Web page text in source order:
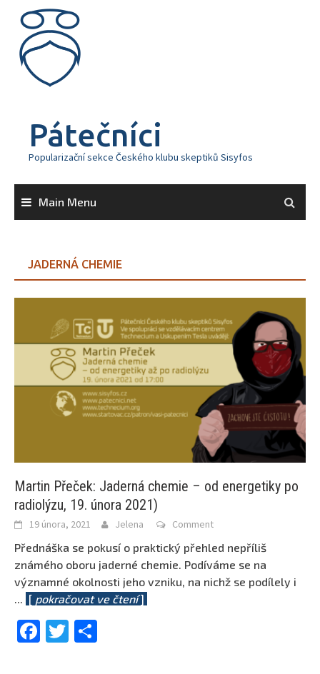
content
Pátečníci
Popularizační sekce Českého klubu skeptiků Sisyfos
Main Menu
JADERNÁ CHEMIE
Martin Přeček: Jaderná chemie – od energetiky po
radiolýzu, 19. února 2021)
19 února, 2021 Jelena Comment
Přednáška se pokusí o praktický přehled nepříliš
známého oboru jaderné chemie. Podíváme se na
významné okolnosti jeho vzniku, na nichž se podílely i
... [ pokračovat ve čtení]
Facebook
Twitter